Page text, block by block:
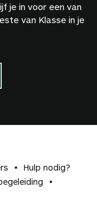
je in voor een van
van Klasse in je
Hulp nodig?